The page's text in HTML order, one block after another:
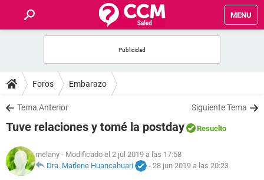
MENU
FOROS
SALUD
NUTRICIÓN
Foros Embarazo
Tema Anterior Siguiente Tema
Tuve relaciones y tomé la postday Resuelto
melany - Modificado el 2 jul 2019 a las 17:58
Dra. Marlene Huancahuari
- 28 jun 2019 a las 20:23